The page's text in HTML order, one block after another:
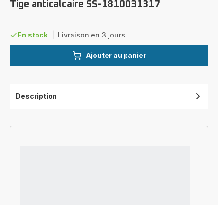
Tige anticalcaire SS-1810031317
En stock Livraison en 3 jours
Ajouter au panier
Description